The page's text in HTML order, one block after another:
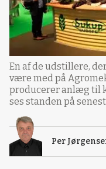
En af de udstillere,
være med på
producerer anlæg til
ses standen på
Per